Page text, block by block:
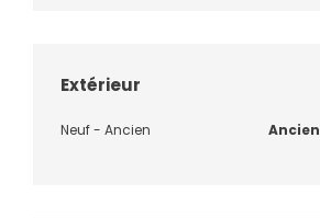
Extérieur
Neuf - Ancien Ancien